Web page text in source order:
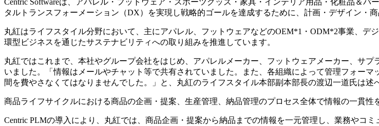
Centric Softwareは、アパレル・フットウェア・スポーツグッズ・家具・インテリア用品・化粧品＆
タルトランスフォーメーション（DX）を実現し戦略的ゴールを達成するために、計画・デザイン・
丸紅はライフスタイル分野において、主にアパレル、フットウェアなどのOEM*1・ODM*2事業、
環型ビジネスを通じたサステナビリティへの取り組みを推進しています。
丸紅ではこれまで、本社やグループ会社をはじめ、アパレルメーカー、フットウェアメーカー、サ
いました。「情報はメールやチャット等で共有されていました。また、各組織によって管理フォー
間を費やさなくてはなりませんでした。」と、丸紅のライフスタイル本部副本部長の渡辺一道氏は述
商品ライフサイクルにおける商品の企画・提案、生産管理、納品管理のプロセス全体で情報の一貫性
Centric PLMの導入により、丸紅では、商品企画・提案から納品までの情報を一元管理し、業務やコ